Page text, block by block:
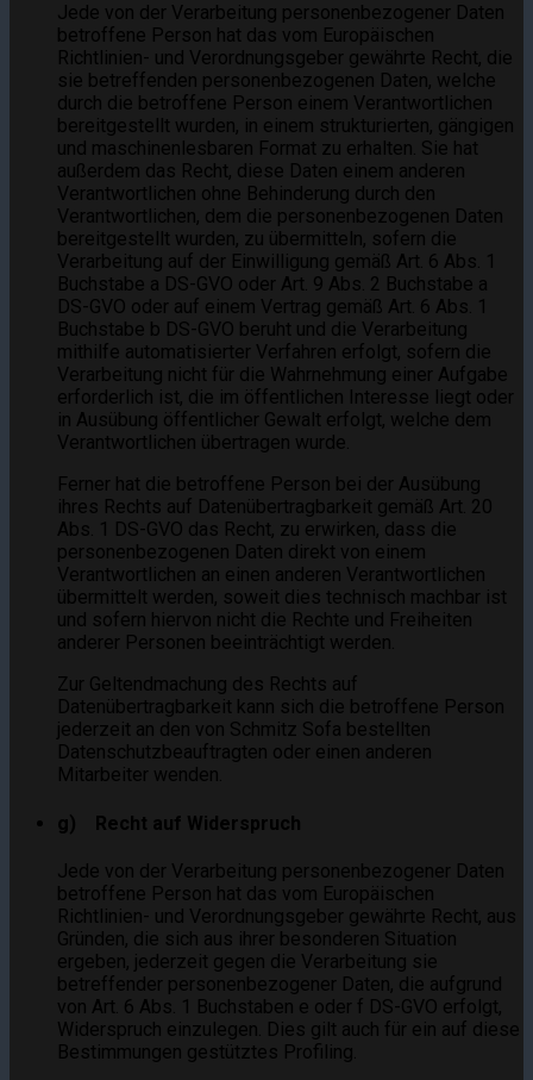
Jede von der Verarbeitung personenbezogener Daten
betroffene Person hat das vom Europäischen
Richtlinien- und Verordnungsgeber gewährte Recht, die
sie betreffenden personenbezogenen Daten, welche
durch die betroffene Person einem Verantwortlichen
bereitgestellt wurden, in einem strukturierten, gängigen
und maschinenlesbaren Format zu erhalten. Sie hat
außerdem das Recht, diese Daten einem anderen
Verantwortlichen ohne Behinderung durch den
Verantwortlichen, dem die personenbezogenen Daten
bereitgestellt wurden, zu übermitteln, sofern die
Verarbeitung auf der Einwilligung gemäß Art. 6 Abs. 1
Buchstabe a DS-GVO oder Art. 9 Abs. 2 Buchstabe a
DS-GVO oder auf einem Vertrag gemäß Art. 6 Abs. 1
Buchstabe b DS-GVO beruht und die Verarbeitung
mithilfe automatisierter Verfahren erfolgt, sofern die
Verarbeitung nicht für die Wahrnehmung einer Aufgabe
erforderlich ist, die im öffentlichen Interesse liegt oder
in Ausübung öffentlicher Gewalt erfolgt, welche dem
Verantwortlichen übertragen wurde.
Ferner hat die betroffene Person bei der Ausübung
ihres Rechts auf Datenübertragbarkeit gemäß Art. 20
Abs. 1 DS-GVO das Recht, zu erwirken, dass die
personenbezogenen Daten direkt von einem
Verantwortlichen an einen anderen Verantwortlichen
übermittelt werden, soweit dies technisch machbar ist
und sofern hiervon nicht die Rechte und Freiheiten
anderer Personen beeinträchtigt werden.
Zur Geltendmachung des Rechts auf
Datenübertragbarkeit kann sich die betroffene Person
jederzeit an den von Schmitz Sofa bestellten
Datenschutzbeauftragten oder einen anderen
Mitarbeiter wenden.
g) Recht auf Widerspruch
Jede von der Verarbeitung personenbezogener Daten
betroffene Person hat das vom Europäischen
Richtlinien- und Verordnungsgeber gewährte Recht, aus
Gründen, die sich aus ihrer besonderen Situation
ergeben, jederzeit gegen die Verarbeitung sie
betreffender personenbezogener Daten, die aufgrund
von Art. 6 Abs. 1 Buchstaben e oder f DS-GVO erfolgt,
Widerspruch einzulegen. Dies gilt auch für ein auf diese
Bestimmungen gestütztes Profiling.